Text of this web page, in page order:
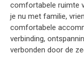
comfortabele ruimte
je nu met familie,
comfortabele
verbinding,
verbonden door de